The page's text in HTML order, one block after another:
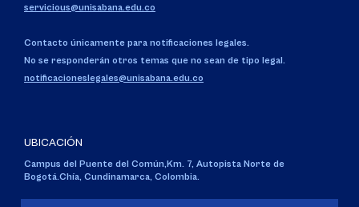
servicious@unisabana.edu.co
Contacto únicamente para notificaciones legales.
No se responderán otros temas que no sean de tipo legal.
notificacioneslegales@unisabana.edu.co
UBICACIÓN
Campus del Puente del Común,Km. 7, Autopista Norte de
Bogotá.Chía, Cundinamarca, Colombia.